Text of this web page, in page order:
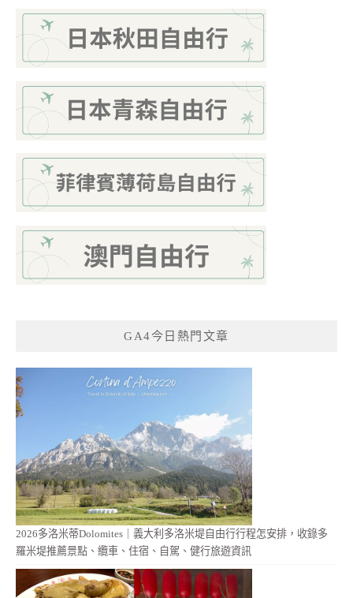
GA4今日熱門文章
2026多洛米蒂Dolomites｜義大利多洛米堤自由行行程怎安排，收錄多
羅米堤推薦景點、纜車、住宿、自駕、健行旅遊資訊